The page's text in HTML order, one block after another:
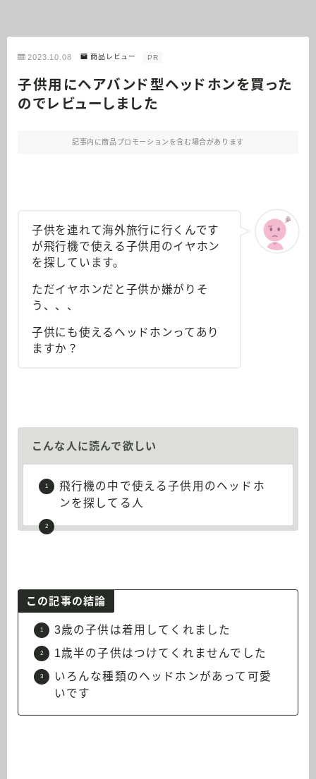
2023.10.08 商品レビュー PR
子供用にヘアバンド型ヘッドホンを買った
のでレビューしました
記事内に商品プロモーションを含む場合があります
子供を連れて海外旅行に行くんです
が飛行機で使える子供用のイヤホン
を探しています。
ただイヤホンだと子供か嫌がりそ
う、、、
子供にも使えるヘッドホンってあり
ますか？
こんな人に読んで欲しい
飛行機の中で使える子供用のヘッドホ
ンを探してる人
この記事の結論
3歳の子供は着用してくれました
1歳半の子供はつけてくれませんでした
いろんな種類のヘッドホンがあって可愛
いです